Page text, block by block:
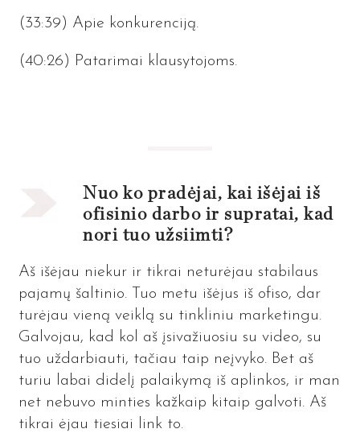
(33:39) Apie konkurenciją.
(40:26) Patarimai klausytojoms.
Nuo ko pradėjai, kai išėjai iš
ofisinio darbo ir supratai, kad
nori tuo užsiimti?
Aš išėjau niekur ir tikrai neturėjau stabilaus
pajamų šaltinio. Tuo metu išėjus iš ofiso, dar
turėjau vieną veiklą su tinkliniu marketingu.
Galvojau, kad kol aš įsivažiuosiu su video, su
tuo uždarbiauti, tačiau taip neįvyko. Bet aš
turiu labai didelį palaikymą iš aplinkos, ir man
net nebuvo minties kažkaip kitaip galvoti. Aš
tikrai ėjau tiesiai link to.